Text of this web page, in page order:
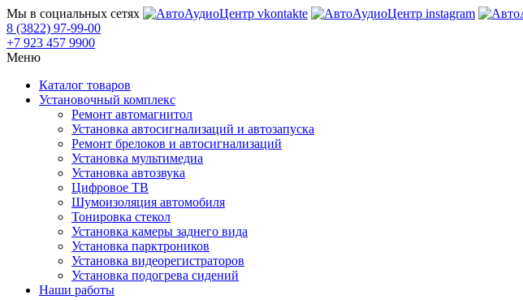
Мы в социальных сетях
8 (3822) 97-99-00
+7 923 457 9900
Меню
Каталог товаров
Установочный комплекс
Ремонт автомагнитол
Установка автосигнализаций и автозапуска
Ремонт брелоков и автосигнализаций
Установка мультимедиа
Установка автозвука
Цифровое ТВ
Шумоизоляция автомобиля
Тонировка стекол
Установка камеры заднего вида
Установка парктроников
Установка видеорегистраторов
Установка подогрева сидений
Наши работы